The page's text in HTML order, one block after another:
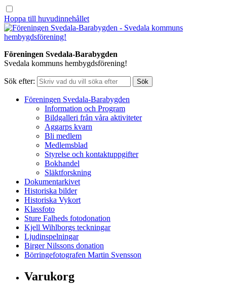
Hoppa till huvudinnehållet
Föreningen Svedala-Barabygden
Svedala kommuns hembygdsförening!
Sök efter:
Föreningen Svedala-Barabygden
Information och Program
Bildgalleri från våra aktiviteter
Aggarps kvarn
Bli medlem
Medlemsblad
Styrelse och kontaktuppgifter
Bokhandel
Släktforskning
Dokumentarkivet
Historiska bilder
Historiska Vykort
Klassfoto
Sture Falheds fotodonation
Kjell Wihlborgs teckningar
Ljudinspelningar
Birger Nilssons donation
Börringefotografen Martin Svensson
Varukorg